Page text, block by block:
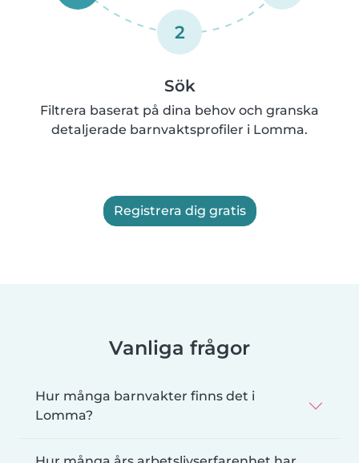
2
Sök
Filtrera baserat på dina behov och granska
detaljerade barnvaktsprofiler i Lomma.
Registrera dig gratis
Vanliga frågor
Hur många barnvakter finns det i
Lomma?